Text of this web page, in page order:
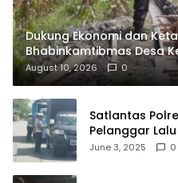
Dukung Ekonomi dan
Bhabinkamtibmas Desa
Cek Kualitas Hasil
August 10, 2026 0
Satlantas
Pelanggar
Kendaraan
June 3, 2025 0